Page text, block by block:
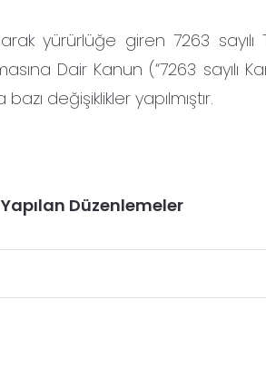
yürürlüğe giren 7263 sayılı
Dair Kanun (“7263 sayılı
değişiklikler yapılmıştır.
Düzenlemeler